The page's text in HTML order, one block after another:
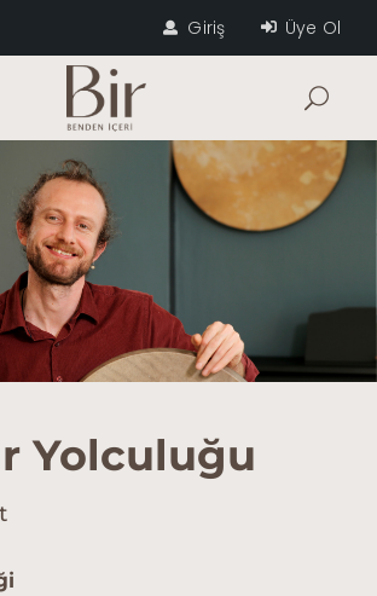
Giriş Üye Ol
Yolculuğu